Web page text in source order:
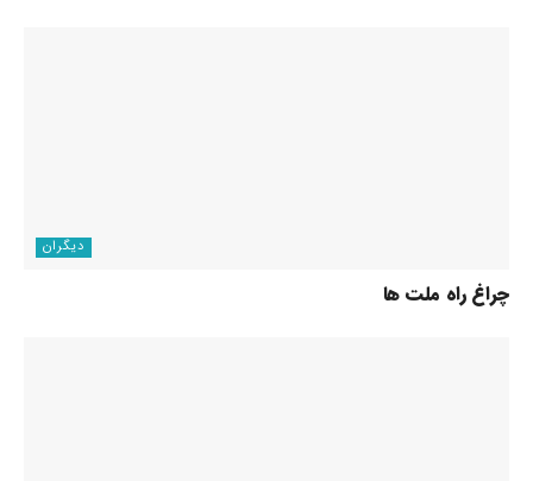
دیگران
چراغ راه ملت ها